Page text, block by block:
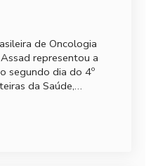
de Oncologia
representou a
segundo dia do 4º
da Saúde,…